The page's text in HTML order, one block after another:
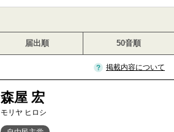
届出順 50音順
掲載内容について
森屋 宏
モリヤ ヒロシ